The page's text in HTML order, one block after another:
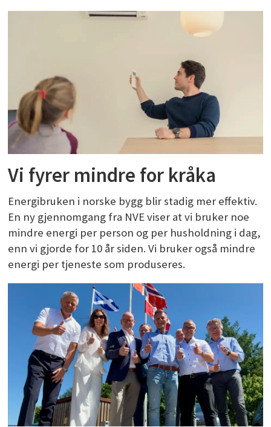
Vi fyrer mindre for kråka
Energibruken i norske bygg blir stadig mer effektiv.
En ny gjennomgang fra NVE viser at vi bruker noe
mindre energi per person og per husholdning i dag,
enn vi gjorde for 10 år siden. Vi bruker også mindre
energi per tjeneste som produseres.